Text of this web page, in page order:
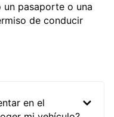
pasaporte o una
de conducir
en el